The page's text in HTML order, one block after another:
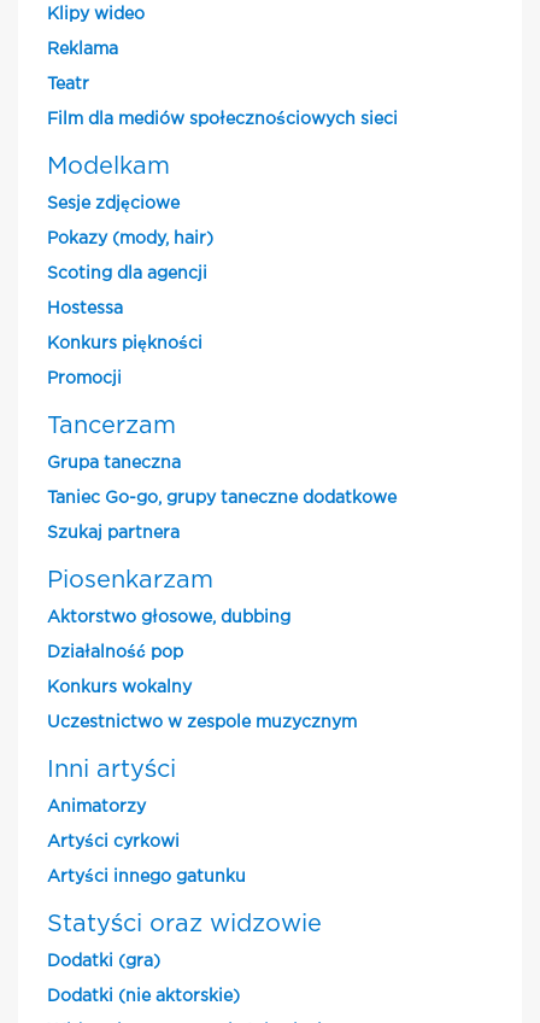
Klipy wideo
Reklama
Teatr
Film dla mediów społecznościowych sieci
Modelkam
Sesje zdjęciowe
Pokazy (mody, hair)
Scoting dla agencji
Hostessa
Konkurs piękności
Promocji
Tancerzam
Grupa taneczna
Taniec Go-go, grupy taneczne dodatkowe
Szukaj partnera
Piosenkarzam
Aktorstwo głosowe, dubbing
Działalność pop
Konkurs wokalny
Uczestnictwo w zespole muzycznym
Inni artyści
Animatorzy
Artyści cyrkowi
Artyści innego gatunku
Statyści oraz widzowie
Dodatki (gra)
Dodatki (nie aktorskie)